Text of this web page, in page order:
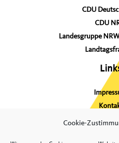
Cookie-
CDU
CDU
Landesgruppe
Sitemap